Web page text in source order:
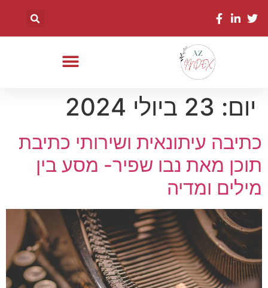
יום: 23 ביולי 2024
כתיבה עיתונאית ושירותי כתיבת
תוכן מאת נבו שפיר- מסע בין
מילים ומדיה